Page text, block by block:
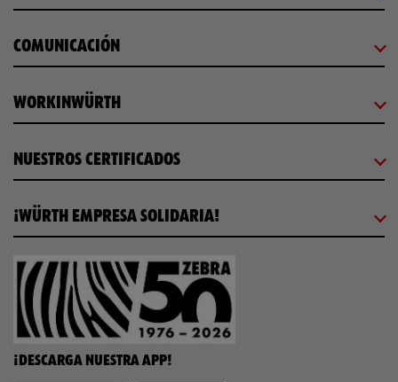
COMUNICACIÓN
WORKINWÜRTH
NUESTROS CERTIFICADOS
¡WÜRTH EMPRESA SOLIDARIA!
¡DESCARGA NUESTRA APP!